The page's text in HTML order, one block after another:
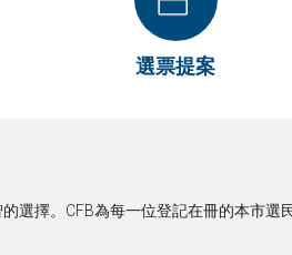
選票提案
選擇。CFB為每一位登記在冊的本市選